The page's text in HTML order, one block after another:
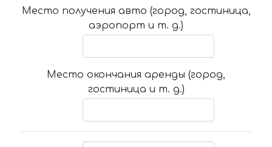
Место получения авто (город, гостиница,
аэропорт и т. д.)
Место окончания аренды (город,
гостиница и т. д.)